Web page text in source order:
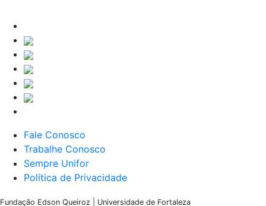
Fale Conosco
Trabalhe Conosco
Sempre Unifor
Política de Privacidade
Fundação Edson Queiroz | Universidade de Fortaleza